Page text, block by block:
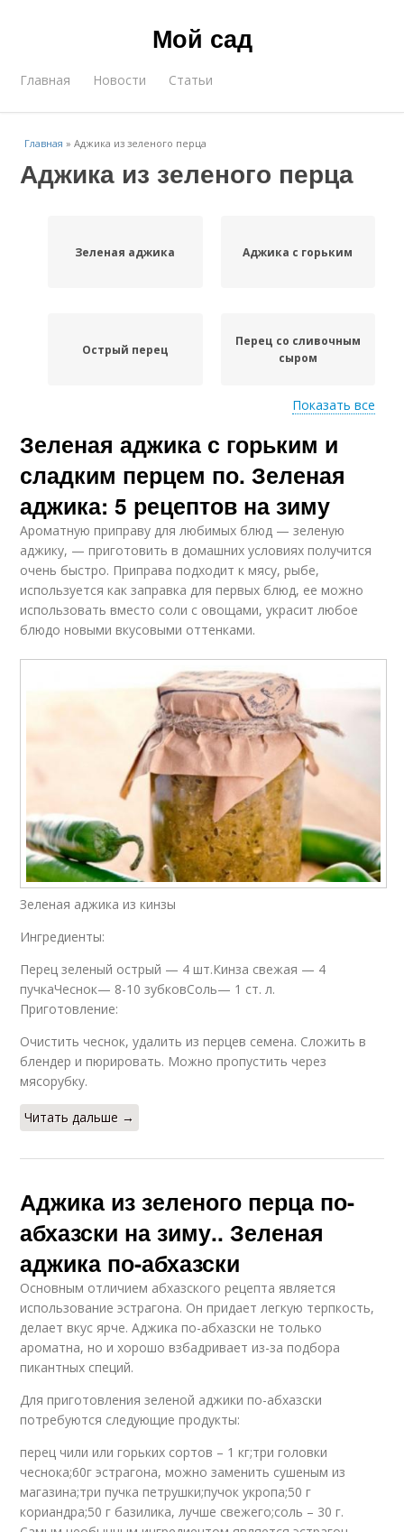
Мой сад
Главная Новости Статьи
Главная »Аджика из зеленого перца
Аджика из зеленого перца
Зеленая аджика Аджика с горьким
Острый перец
Перец со сливочным
сыром
Приправа из зеленого
перца
Приправа из перцев
Жгучая аджика Аджика на зиму
Абхазская аджика
Аджика в домашних
Аджика из острого
перца
Кавказская аджика
Аджика с
помидорами
Изумрудная аджика
Показать все
Зеленая аджика с горьким и
сладким перцем по. Зеленая
аджика: 5 рецептов на зиму
Ароматную приправу для любимых блюд — зеленую
аджику, — приготовить в домашних условиях получится
очень быстро. Приправа подходит к мясу, рыбе,
используется как заправка для первых блюд, ее можно
использовать вместо соли с овощами, украсит любое
блюдо новыми вкусовыми оттенками.
Зеленая аджика из кинзы
Ингредиенты:
Перец зеленый острый — 4 шт.Кинза свежая — 4
пучкаЧеснок— 8-10 зубковСоль— 1 ст. л.
Приготовление:
Очистить чеснок, удалить из перцев семена. Сложить в
блендер и пюрировать. Можно пропустить через
мясорубку.
Читать дальше →
Аджика из зеленого перца по-
абхазски на зиму.. Зеленая
аджика по-абхазски
Основным отличием абхазского рецепта является
использование эстрагона. Он придает легкую терпкость,
делает вкус ярче. Аджика по-абхазски не только
ароматна, но и хорошо взбадривает из-за подбора
пикантных специй.
Для приготовления зеленой аджики по-абхазски
потребуются следующие продукты:
перец чили или горьких сортов – 1 кг;три головки
чеснока;60г эстрагона, можно заменить сушеным из
магазина;три пучка петрушки;пучок укропа;50 г
кориандра;50 г базилика, лучше свежего;соль – 30 г.